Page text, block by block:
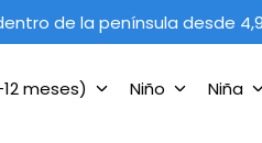
de la península desde
meses) Niño Niña